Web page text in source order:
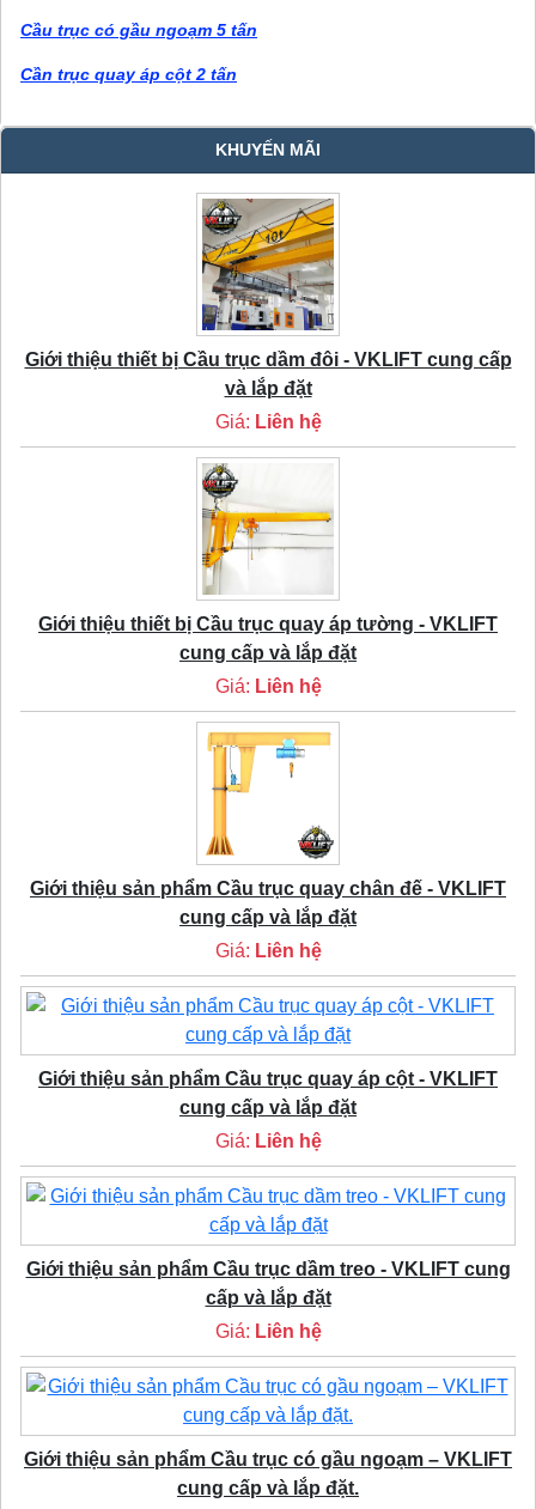
Cầu trục có gầu ngoạm 5 tấn
Cần trục quay áp cột 2 tấn
KHUYẾN MÃI
Giới thiệu thiết bị Cầu trục dầm đôi - VKLIFT cung cấp
và lắp đặt
Giá: Liên hệ
Giới thiệu thiết bị Cầu trục quay áp tường - VKLIFT
cung cấp và lắp đặt
Giá: Liên hệ
Giới thiệu sản phẩm Cầu trục quay chân đế - VKLIFT
cung cấp và lắp đặt
Giá: Liên hệ
Giới thiệu sản phẩm Cầu trục quay áp cột - VKLIFT
cung cấp và lắp đặt
Giá: Liên hệ
Giới thiệu sản phẩm Cầu trục dầm treo - VKLIFT cung
cấp và lắp đặt
Giá: Liên hệ
Giới thiệu sản phẩm Cầu trục có gầu ngoạm – VKLIFT
cung cấp và lắp đặt.